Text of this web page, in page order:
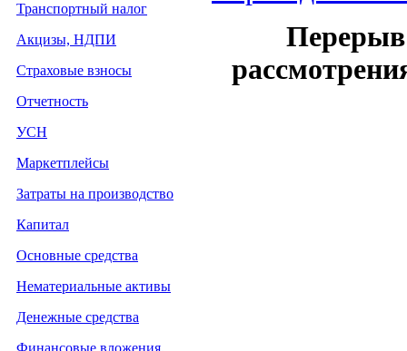
Транспортный налог
Акцизы, НДПИ
Страховые взносы
Отчетность
УСН
Маркетплейсы
Затраты на производство
Капитал
Основные средства
Нематериальные активы
Денежные средства
Финансовые вложения,
Перерыв